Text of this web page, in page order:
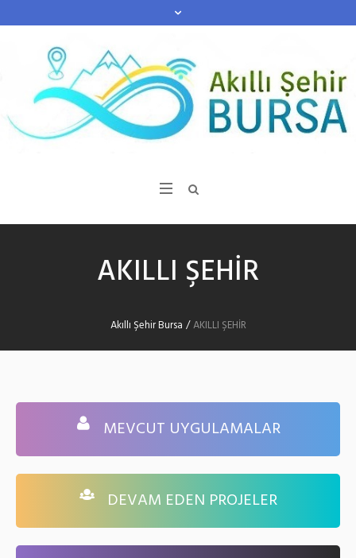
AKILLI ŞEHİR
Akıllı Şehir Bursa /AKILLI ŞEHİR
MEVCUT UYGULAMALAR
DEVAM EDEN PROJELER